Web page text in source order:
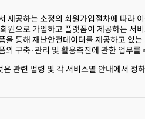
제공하는 소정의 회원가입절차에 따라
원으로 가입하고 플랫폼이 제공하는 서
을 통해 재난안전데이터를 제공하고 있
의 구축·관리 및 활용촉진에 관한 업무를
관련 법령 및 각 서비스별 안내에서 정